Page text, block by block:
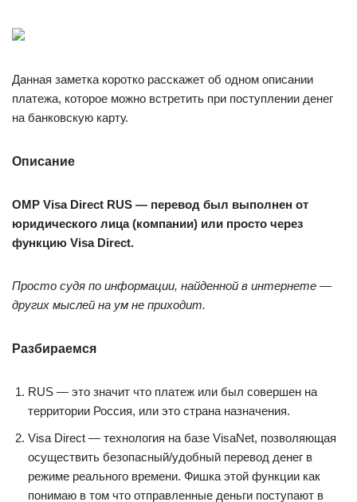
Данная заметка коротко расскажет об одном описании
платежа, которое можно встретить при поступлении денег
на банковскую карту.
Описание
OMP Visa Direct RUS — перевод был выполнен от
юридического лица (компании) или просто через
функцию Visa Direct.
Просто судя по информации, найденной в интернете —
других мыслей на ум не приходит.
Разбираемся
RUS — это значит что платеж или был совершен на
территории Россия, или это страна назначения.
Visa Direct — технология на базе VisaNet, позволяющая
осуществить безопасный/удобный перевод денег в
режиме реального времени. Фишка этой функции как
понимаю в том что отправленные деньги поступают в